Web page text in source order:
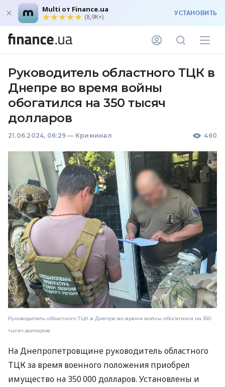
Multi от Finance.ua
(8,9K+) УСТАНОВИТЬ
Руководитель областного ТЦК в
Днепре во время войны
обогатился на 350 тысяч
долларов
21.06.2024, 06:29 — Криминал 460
Руководитель областного ТЦК в Днепре во время войны обогатился на 350
тысяч долларов
На Днепропетровщине руководитель областного
ТЦК за время военного положения приобрел
имущество на 350 000 долларов. Установлены и